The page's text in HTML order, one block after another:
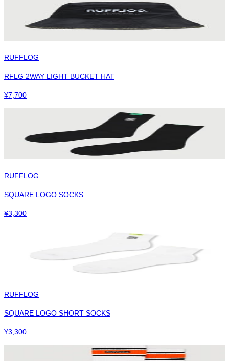
RUFFLOG
RFLG 2WAY LIGHT BUCKET HAT
¥7,700
RUFFLOG
SQUARE LOGO SOCKS
¥3,300
RUFFLOG
SQUARE LOGO SHORT SOCKS
¥3,300